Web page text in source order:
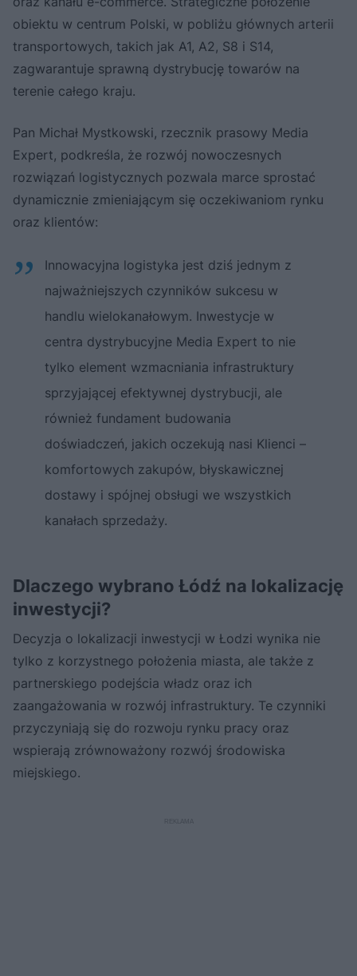
obiektu w centrum Polski, w pobliżu głównych arterii
transportowych, takich jak A1, A2, S8 i S14,
zagwarantuje sprawną dystrybucję towarów na
terenie całego kraju.
Pan Michał Mystkowski, rzecznik prasowy Media
Expert, podkreśla, że rozwój nowoczesnych
rozwiązań logistycznych pozwala marce sprostać
dynamicznie zmieniającym się oczekiwaniom rynku
oraz klientów:
Innowacyjna logistyka jest dziś jednym z
najważniejszych czynników sukcesu w
handlu wielokanałowym. Inwestycje w
centra dystrybucyjne Media Expert to nie
tylko element wzmacniania infrastruktury
sprzyjającej efektywnej dystrybucji, ale
również fundament budowania
doświadczeń, jakich oczekują nasi Klienci –
komfortowych zakupów, błyskawicznej
dostawy i spójnej obsługi we wszystkich
kanałach sprzedaży.
Dlaczego wybrano Łódź na lokalizację
inwestycji?
Decyzja o lokalizacji inwestycji w Łodzi wynika nie
tylko z korzystnego położenia miasta, ale także z
partnerskiego podejścia władz oraz ich
zaangażowania w rozwój infrastruktury. Te czynniki
przyczyniają się do rozwoju rynku pracy oraz
wspierają zrównoważony rozwój środowiska
miejskiego.